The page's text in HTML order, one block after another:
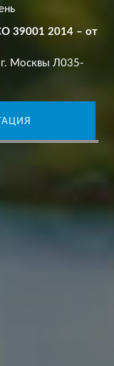
39001 2014 – от
г. Москвы Л035-